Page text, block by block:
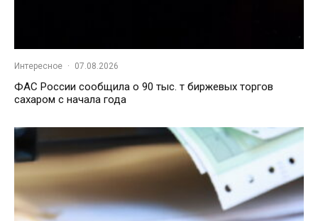
Интересное · 07.08.2026
ФАС России сообщила о 90 тыс. т биржевых торгов
сахаром с начала года